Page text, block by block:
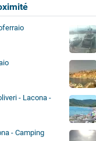
- Lacona -
- Camping